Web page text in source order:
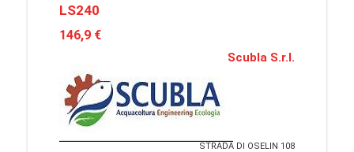
LS240
146,9 €
Scubla S.r.l.
STRADA DI OSELIN 108